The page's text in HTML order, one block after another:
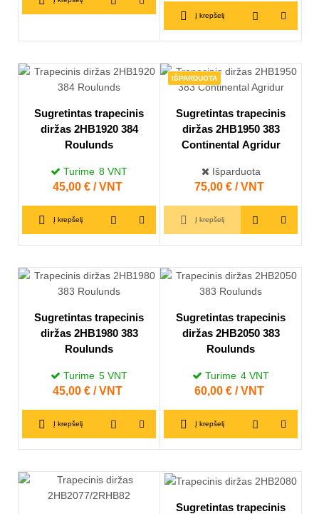
Į krepšelį
Sugretintas trapecinis
diržas 2HB1920 384
Roulunds
Turime 8 VNT
Kaina
45,00 € / VNT
Į krepšelį
IŠPARDUOTA
Sugretintas trapecinis
diržas 2HB1950 383
Continental Agridur
Išparduota
Kaina
75,00 € / VNT
Į krepšelį
Sugretintas trapecinis
diržas 2HB1980 383
Roulunds
Turime 5 VNT
Kaina
45,00 € / VNT
Į krepšelį
Sugretintas trapecinis
diržas 2HB2050 383
Roulunds
Turime 4 VNT
Kaina
60,00 € / VNT
Į krepšelį
Sugretintas trapecinis